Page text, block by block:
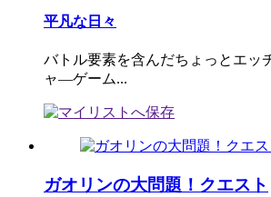
平凡な日々
バトル要素を含んだちょっとエッ
ャ―ゲーム...
ガオリンの大問題！クエスト